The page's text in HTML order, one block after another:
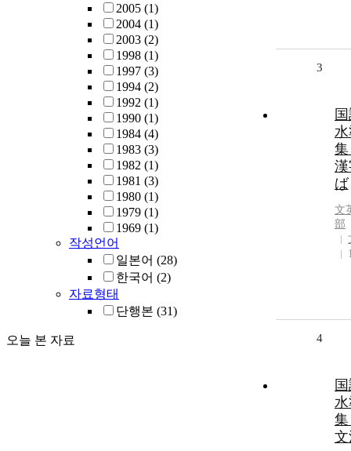
2005 (1)
2004 (1)
2003 (2)
1998 (1)
1997 (3)
1994 (2)
1992 (1)
1990 (1)
1984 (4)
1983 (3)
1982 (1)
1981 (3)
1980 (1)
1979 (1)
1969 (1)
작성언어
일본어 (28)
한국어 (2)
자료형태
단행본 (31)
오늘 본 자료
3
水
集
漢
ば
文
部
4
水
集
文